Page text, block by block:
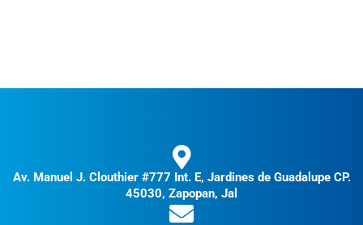
Av. Manuel J. Clouthier #777 Int. E, Jardines de Guadalupe CP.
45030, Zapopan, Jal